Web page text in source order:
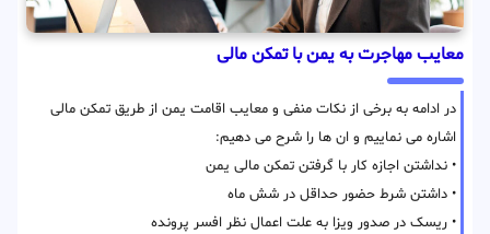
معایب مهاجرت به یمن با تمکن مالی
در ادامه به برخی از نکات منفی و معایب اقامت یمن از طریق تمکن مالی
اشاره می نماییم و ان ها را شرح می دهیم:
• نداشتن اجازه کار با گرفتن تمکن مالی یمن
• داشتن شرط حضور حداقل در شش ماه
• ریسک در صدور ویزا به علت اعمال نظر افسر پرونده